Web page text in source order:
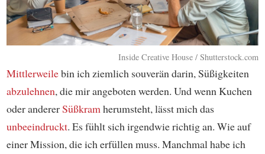
Inside Creative House / Shutterstock.com
Mittlerweilebin ich ziemlich souverän darin, Süßigkeiten
abzulehnen, die mir angeboten werden. Und wenn Kuchen
oder andererSüßkramherumsteht, lässt mich das
unbeeindruckt. Es fühlt sich irgendwie richtig an. Wie auf
einer Mission, die ich erfüllen muss. Manchmal habe ich